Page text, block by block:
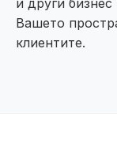
и други
Вашето
клиентите.